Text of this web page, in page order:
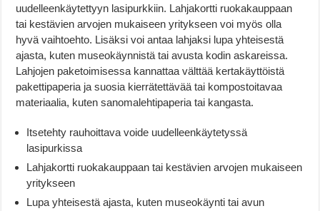
uudelleenkäytettyyn lasipurkkiin. Lahjakortti ruokakauppaan
tai kestävien arvojen mukaiseen yritykseen voi myös olla
hyvä vaihtoehto. Lisäksi voi antaa lahjaksi lupa yhteisestä
ajasta, kuten museokäynnistä tai avusta kodin askareissa.
Lahjojen paketoimisessa kannattaa välttää kertakäyttöistä
pakettipaperia ja suosia kierrätettävää tai kompostoitavaa
materiaalia, kuten sanomalehtipaperia tai kangasta.
Itsetehty rauhoittava voide uudelleenkäytetyssä
lasipurkissa
Lahjakortti ruokakauppaan tai kestävien arvojen mukaiseen
yritykseen
Lupa yhteisestä ajasta, kuten museokäynti tai avun